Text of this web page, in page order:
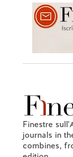
Finestre
journals in
combines,